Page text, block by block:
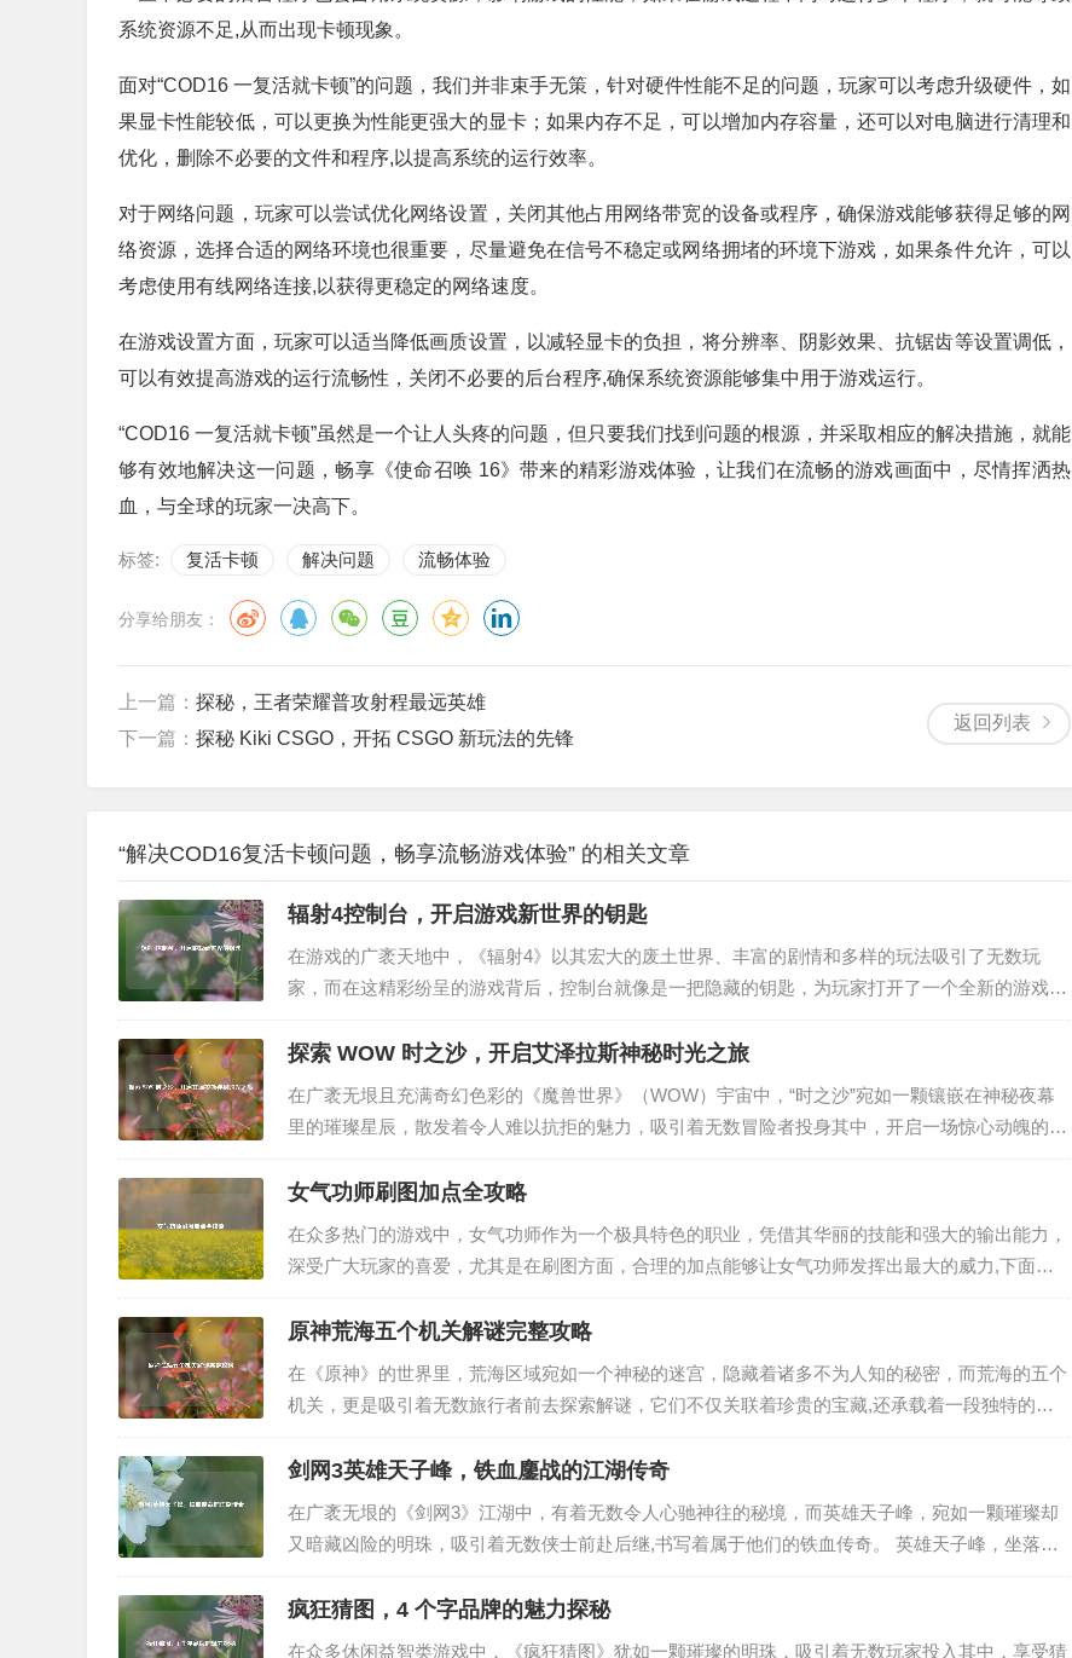
系统资源不足,从而出现卡顿现象。
面对“COD16 一复活就卡顿”的问题，我们并非束手无策，针对硬件性能不足的问题，玩家可以考虑升级硬件，如
果显卡性能较低，可以更换为性能更强大的显卡；如果内存不足，可以增加内存容量，还可以对电脑进行清理和
优化，删除不必要的文件和程序,以提高系统的运行效率。
对于网络问题，玩家可以尝试优化网络设置，关闭其他占用网络带宽的设备或程序，确保游戏能够获得足够的网
络资源，选择合适的网络环境也很重要，尽量避免在信号不稳定或网络拥堵的环境下游戏，如果条件允许，可以
考虑使用有线网络连接,以获得更稳定的网络速度。
在游戏设置方面，玩家可以适当降低画质设置，以减轻显卡的负担，将分辨率、阴影效果、抗锯齿等设置调低，
可以有效提高游戏的运行流畅性，关闭不必要的后台程序,确保系统资源能够集中用于游戏运行。
“COD16 一复活就卡顿”虽然是一个让人头疼的问题，但只要我们找到问题的根源，并采取相应的解决措施，就能
够有效地解决这一问题，畅享《使命召唤 16》带来的精彩游戏体验，让我们在流畅的游戏画面中，尽情挥洒热
血，与全球的玩家一决高下。
标签: 复活卡顿 解决问题 流畅体验
分享给朋友：
返回列表
上一篇： 探秘，王者荣耀普攻射程最远英雄
下一篇： 探秘 Kiki CSGO，开拓 CSGO 新玩法的先锋
“解决COD16复活卡顿问题，畅享流畅游戏体验” 的相关文章
辐射4控制台，开启游戏新世界的钥匙
在游戏的广袤天地中，《辐射4》以其宏大的废土世界、丰富的剧情和多样的玩法吸引了无数玩
家，而在这精彩纷呈的游戏背后，控制台就像是一把隐藏的钥匙，为玩家打开了一个全新的游戏世
界,带来了别样的体验。 《辐射4》的控制台，对于很多新手玩家来说可能略显神秘，它就像是游戏
中的一个特殊工具箱，里面装满了各种能够...
探索 WOW 时之沙，开启艾泽拉斯神秘时光之旅
在广袤无垠且充满奇幻色彩的《魔兽世界》（WOW）宇宙中，“时之沙”宛如一颗镶嵌在神秘夜幕
里的璀璨星辰，散发着令人难以抗拒的魅力，吸引着无数冒险者投身其中，开启一场惊心动魄的时
光之旅。 “时之沙”首次出现在《魔兽世界：燃烧的远征》资料片中，它是塔纳利斯沙漠中一处神秘
而又危险的区域——时光之穴的关键资...
女气功师刷图加点全攻略
在众多热门的游戏中，女气功师作为一个极具特色的职业，凭借其华丽的技能和强大的输出能力，
深受广大玩家的喜爱，尤其是在刷图方面，合理的加点能够让女气功师发挥出最大的威力,下面就
为大家详细介绍女气功师刷图的加点方案。 技能分析 念气波：这是女气功师的基础技能，也是前
期刷图的主要输出技能之一，它可以...
原神荒海五个机关解谜完整攻略
在《原神》的世界里，荒海区域宛如一个神秘的迷宫，隐藏着诸多不为人知的秘密，而荒海的五个
机关，更是吸引着无数旅行者前去探索解谜，它们不仅关联着珍贵的宝藏,还承载着一段独特的故
事。 当我们初次踏入荒海，便能感受到一股神秘而古老的气息，这五个机关分布在荒海的不同角
落，它们的存在仿佛是在等待有缘人的到来,...
剑网3英雄天子峰，铁血鏖战的江湖传奇
在广袤无垠的《剑网3》江湖中，有着无数令人心驰神往的秘境，而英雄天子峰，宛如一颗璀璨却
又暗藏凶险的明珠，吸引着无数侠士前赴后继,书写着属于他们的铁血传奇。 英雄天子峰，坐落在
那片神秘而又壮丽的山河之间，踏入此地，一股肃杀之气便扑面而来，高耸的山峰直插云霄，仿佛
在诉说着它历经的岁月沧桑，峰间云雾缭绕...
疯狂猜图，4 个字品牌的魅力探秘
在众多休闲益智类游戏中，《疯狂猜图》犹如一颗璀璨的明珠，吸引着无数玩家投入其中，享受猜